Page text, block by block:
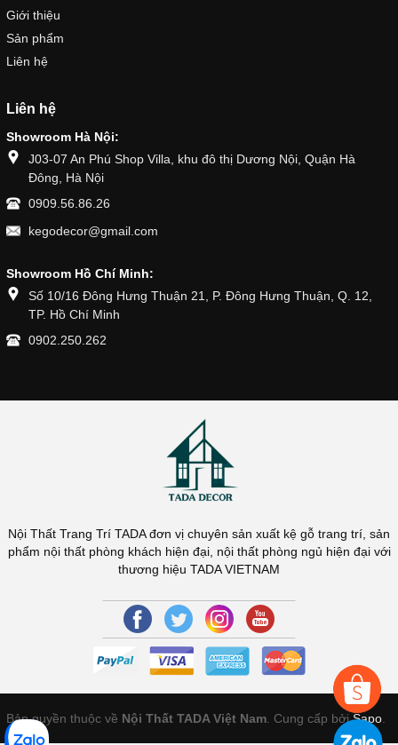
Giới thiệu
Sản phẩm
Liên hệ
Liên hệ
Showroom Hà Nội:
J03-07 An Phú Shop Villa, khu đô thị Dương Nội, Quận Hà
Đông, Hà Nội
0909.56.86.26
kegodecor@gmail.com
Showroom Hồ Chí Minh:
Số 10/16 Đông Hưng Thuận 21, P. Đông Hưng Thuận, Q. 12,
TP. Hồ Chí Minh
0902.250.262
Nội Thất Trang Trí TADA đơn vị chuyên sản xuất kệ gỗ trang trí, sản
phẩm nội thất phòng khách hiện đại, nội thất phòng ngủ hiện đại với
thương hiệu TADA VIETNAM
Bản quyền thuộc về Nội Thất TADA Việt Nam. Cung cấp bởiSapo.